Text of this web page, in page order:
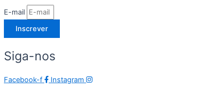
E-mail
Inscrever
Siga-nos
Facebook-f Instagram